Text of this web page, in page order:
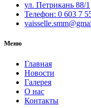
ул. Петрикань 88/1
Телефон: 0 603 7
Меню
Главная
Новости
Галерея
О нас
Контакты